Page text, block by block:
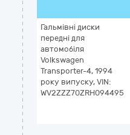
Гальмівні диски
передні для
автомобіля
Volkswagen
Transporter-4, 1994
року випуску, VIN:
WV2ZZZ70ZRH094495